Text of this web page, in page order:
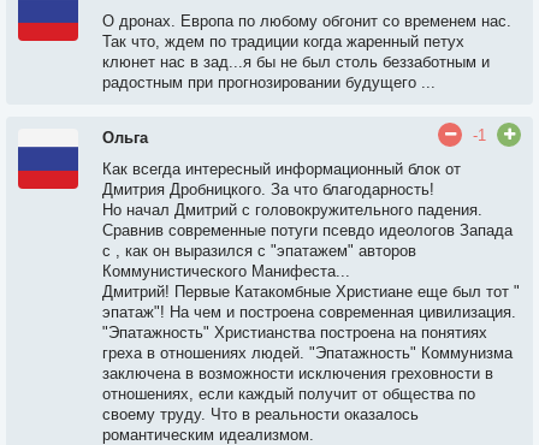
О дронах. Европа по любому обгонит со временем нас.
Так что, ждем по традиции когда жаренный петух
клюнет нас в зад...я бы не был столь беззаботным и
радостным при прогнозировании будущего ...
Ольга
-1
Как всегда интересный информационный блок от
Дмитрия Дробницкого. За что благодарность!
Но начал Дмитрий с головокружительного падения.
Сравнив современные потуги псевдо идеологов Запада
с , как он выразился с "эпатажем" авторов
Коммунистического Манифеста...
Дмитрий! Первые Катакомбные Христиане еще был тот "
эпатаж"! На чем и построена современная цивилизация.
"Эпатажность" Христианства построена на понятиях
греха в отношениях людей. "Эпатажность" Коммунизма
заключена в возможности исключения греховности в
отношениях, если каждый получит от общества по
своему труду. Что в реальности оказалось
романтическим идеализмом.